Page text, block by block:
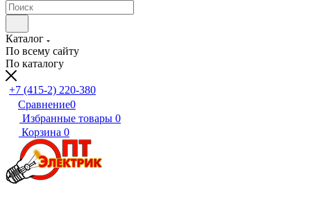
Каталог
По всему сайту
По каталогу
+7 (415-2) 220-380
Сравнение0
Избранные товары 0
Корзина 0